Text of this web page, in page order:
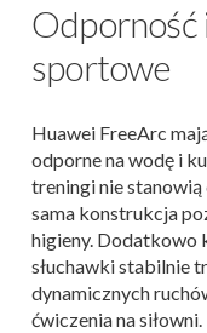
Odporność
sportowe
Huawei FreeArc
odporne na wodę i
treningi nie stanowią
sama konstrukcja
higieny. Dodatkowo
słuchawki stabilnie
dynamicznych
ćwiczenia na siłowni.